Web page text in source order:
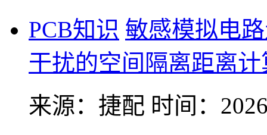
PCB知识 敏感模拟电
干扰的空间隔离距离计
来源：捷配 时间：